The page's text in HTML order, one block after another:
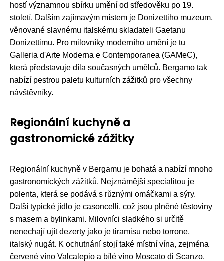
hostí významnou sbírku umění od středověku po 19.
století. Dalším zajímavým místem je Donizettiho muzeum,
věnované slavnému italskému skladateli Gaetanu
Donizettimu. Pro milovníky moderního umění je tu
Galleria d'Arte Moderna e Contemporanea (GAMeC),
která představuje díla současných umělců. Bergamo tak
nabízí pestrou paletu kulturních zážitků pro všechny
návštěvníky.
Regionální kuchyně a
gastronomické zážitky
Regionální kuchyně v Bergamu je bohatá a nabízí mnoho
gastronomických zážitků. Nejznámější specialitou je
polenta, která se podává s různými omáčkami a sýry.
Další typické jídlo je casoncelli, což jsou plněné těstoviny
s masem a bylinkami. Milovníci sladkého si určitě
nenechají ujít dezerty jako je tiramisu nebo torrone,
italský nugát. K ochutnání stojí také místní vína, zejména
červené víno Valcalepio a bílé víno Moscato di Scanzo.